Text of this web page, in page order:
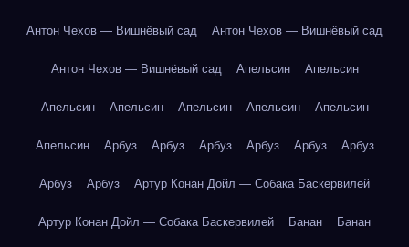
Антон Чехов — Вишнёвый сад Антон Чехов — Вишнёвый сад
Антон Чехов — Вишнёвый сад Апельсин Апельсин
Апельсин Апельсин Апельсин Апельсин Апельсин
Апельсин Арбуз Арбуз Арбуз Арбуз Арбуз Арбуз
Арбуз Арбуз Артур Конан Дойл — Собака Баскервилей
Артур Конан Дойл — Собака Баскервилей Банан Банан